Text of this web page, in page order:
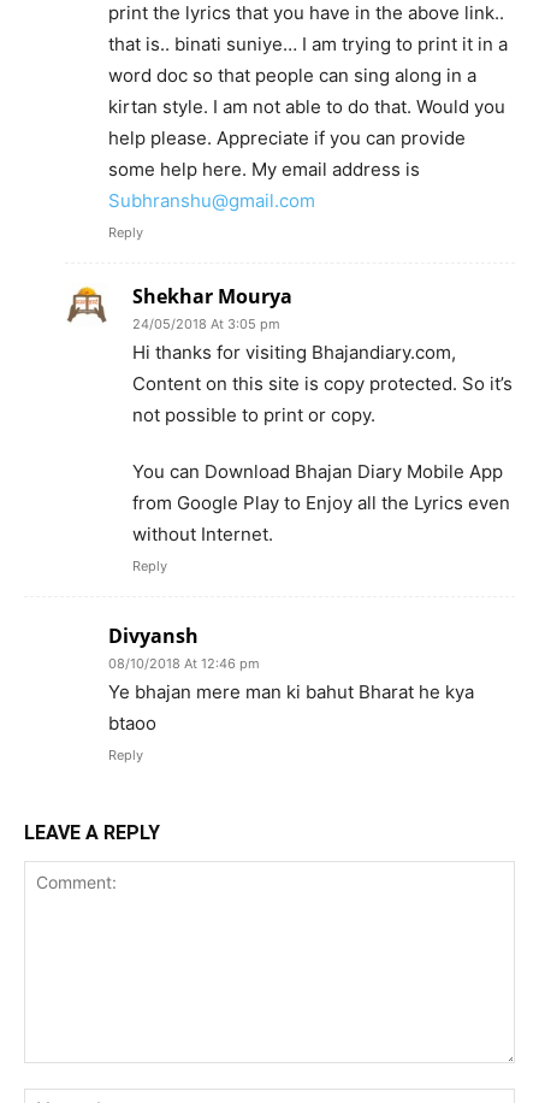
print the lyrics that you have in the above link..
that is.. binati suniye… I am trying to print it in a
word doc so that people can sing along in a
kirtan style. I am not able to do that. Would you
help please. Appreciate if you can provide
some help here. My email address is
Subhranshu@gmail.com
Reply
Shekhar Mourya
24/05/2018 At 3:05 pm
Hi thanks for visiting Bhajandiary.com,
Content on this site is copy protected. So it’s
not possible to print or copy.
You can Download Bhajan Diary Mobile App
from Google Play to Enjoy all the Lyrics even
without Internet.
Reply
Divyansh
08/10/2018 At 12:46 pm
Ye bhajan mere man ki bahut Bharat he kya
btaoo
Reply
LEAVE A REPLY